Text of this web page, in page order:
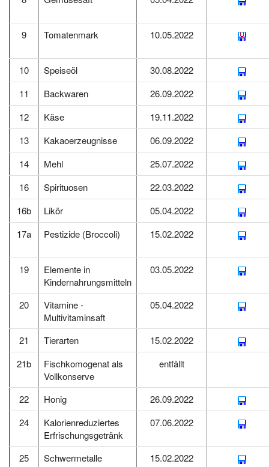
9 Tomatenmark 10.05.2022
10 Speiseöl
30.08.2022
11
Backwaren
26.09.2022
12
Käse
19.11.2022
13
Kakaoerzeugnisse
06.09.2022
14
Mehl
25.07.2022
16
Spirituosen
22.03.2022
16b
Likör
05.04.2022
17a
Pestizide (Broccoli) 15.02.2022
19
Elemente in
Kindernahrungsmitteln
03.05.2022
20
Vitamine -
Multivitaminsaft
05.04.2022
21 Tierarten
15.02.2022
21b
Fischkomogenat als
Vollkonserve
entfällt
22 Honig
26.09.2022
24
Kalorienreduziertes
Erfrischungsgetränk
07.06.2022
25 Schwermetalle 15.02.2022